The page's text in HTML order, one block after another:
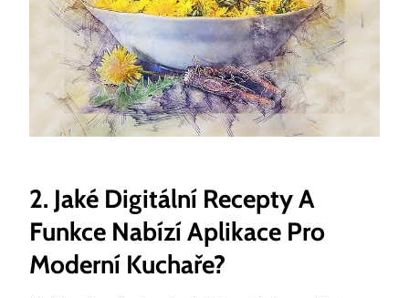
2. Jaké ‌digitální Recepty A
Funkce Nabízí Aplikace ⁤pro​
Moderní Kuchaře?